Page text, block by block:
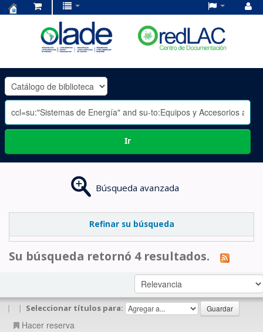
OLADE
-
Ir
Búsqueda avanzada
Refinar su búsqueda
Su búsqueda retornó 4 resultados.
| | Seleccionar títulos para:
Hacer reserva